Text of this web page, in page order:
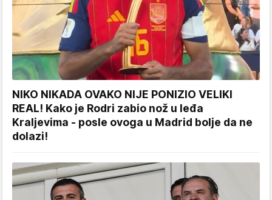
NIKO NIKADA OVAKO NIJE PONIZIO VELIKI
REAL! Kako je Rodri zabio nož u leđa
Kraljevima - posle ovoga u Madrid bolje da ne
dolazi!